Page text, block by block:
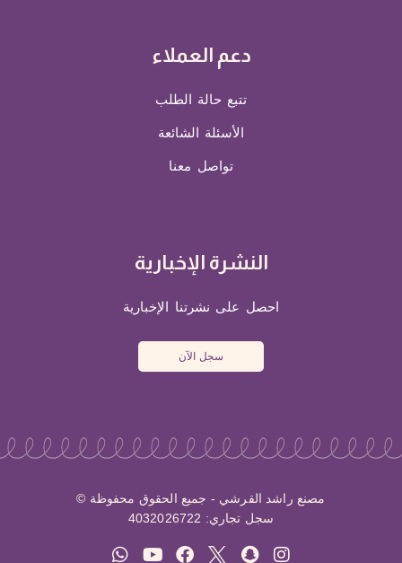
دعم العملاء
تتبع حالة الطلب
الأسئلة الشائعة
تواصل معنا
النشرة الإخبارية
احصل على نشرتنا الإخبارية
سجل الآن
مصنع راشد القرشي - جميع الحقوق محفوظة ©
سجل تجاري: 4032026722